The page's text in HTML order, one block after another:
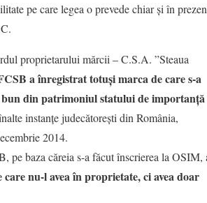
pe care legea o prevede chiar și în
proprietarului mărcii – C.S.A. ”Steaua
a înregistrat totuși marca de care s-a
din patrimoniul statului de importanță
instanțe judecătorești din România,
2014.
pe baza căreia s-a făcut înscrierea la OSIM,
nu-l avea în proprietate, ci avea doar